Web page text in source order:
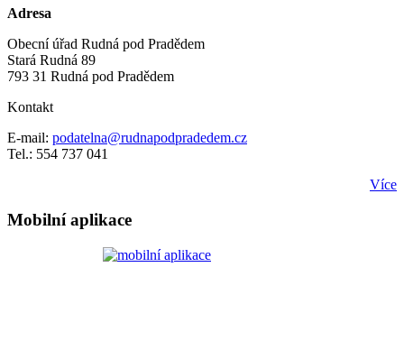
Adresa
Obecní úřad Rudná pod Pradědem
Stará Rudná 89
793 31 Rudná pod Pradědem
Kontakt
E-mail: podatelna@rudnapodpradedem.cz
Tel.: 554 737 041
Více
Mobilní aplikace